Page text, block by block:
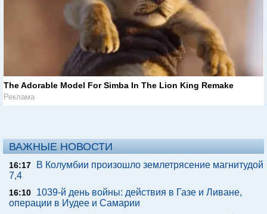
The Adorable Model For Simba In The Lion King Remake
Реклама
ВАЖНЫЕ НОВОСТИ
16:17
В Колумбии произошло землетрясение магнитудой
7,4
16:10
1039-й день войны: действия в Газе и Ливане,
операции в Иудее и Самарии